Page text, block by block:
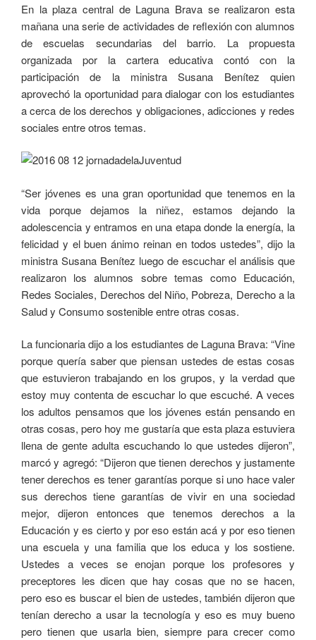
En la plaza central de Laguna Brava se realizaron esta
mañana una serie de actividades de reflexión con alumnos
de escuelas secundarias del barrio. La propuesta
organizada por la cartera educativa contó con la
participación de la ministra Susana Benítez quien
aprovechó la oportunidad para dialogar con los estudiantes
a cerca de los derechos y obligaciones, adicciones y redes
sociales entre otros temas.
“Ser jóvenes es una gran oportunidad que tenemos en la
vida porque dejamos la niñez, estamos dejando la
adolescencia y entramos en una etapa donde la energía, la
felicidad y el buen ánimo reinan en todos ustedes”, dijo la
ministra Susana Benítez luego de escuchar el análisis que
realizaron los alumnos sobre temas como Educación,
Redes Sociales, Derechos del Niño, Pobreza, Derecho a la
Salud y Consumo sostenible entre otras cosas.
La funcionaria dijo a los estudiantes de Laguna Brava: “Vine
porque quería saber que piensan ustedes de estas cosas
que estuvieron trabajando en los grupos, y la verdad que
estoy muy contenta de escuchar lo que escuché. A veces
los adultos pensamos que los jóvenes están pensando en
otras cosas, pero hoy me gustaría que esta plaza estuviera
llena de gente adulta escuchando lo que ustedes dijeron”,
marcó y agregó: “Dijeron que tienen derechos y justamente
tener derechos es tener garantías porque si uno hace valer
sus derechos tiene garantías de vivir en una sociedad
mejor, dijeron entonces que tenemos derechos a la
Educación y es cierto y por eso están acá y por eso tienen
una escuela y una familia que los educa y los sostiene.
Ustedes a veces se enojan porque los profesores y
preceptores les dicen que hay cosas que no se hacen,
pero eso es buscar el bien de ustedes, también dijeron que
tenían derecho a usar la tecnología y eso es muy bueno
pero tienen que usarla bien, siempre para crecer como